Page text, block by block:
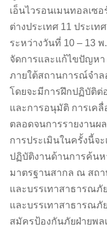
เอ็นไวรอนเมนทอลเซ
ต่างประเทศ 11 ประเ
ระหว่างวันที่ 10 – 13
จัดการและแก้ไขปัญหา
ภายใต้สถานการณ์จำล
โดยจะมีการฝึกปฏิบัติต่
และการอนุมัติ การเค
ตลอดจนการรายงานผ
การประเมินในครั้งนี้จ
ปฏิบัติงานด้านการค้นห
มาตรฐานสากล ณ สถ
และบรรเทาสาธารณ
และบรรเทาสาธารณภั
สมัครป้องกันภัยฝ่ายพล